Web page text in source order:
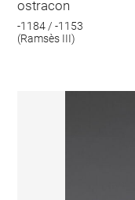
ostracon
-1184 / -1153
(Ramsès III)